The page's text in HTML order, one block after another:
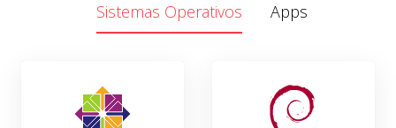
Sistemas Operativos Apps